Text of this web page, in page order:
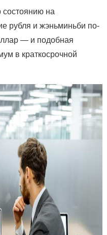
состоянию на
рубля и жэньминьби по-
— и подобная
в краткосрочной